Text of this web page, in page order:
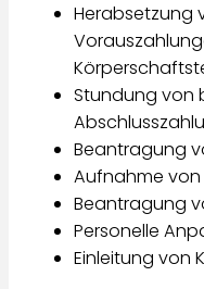
Herabsetzung
Stundung von
Beantragung
Aufnahme von
Beantragung
Personelle
Einleitung von